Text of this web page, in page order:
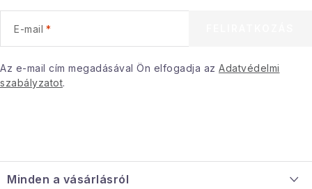
E-mail
Az e-mail cím megadásával Ön elfogadja az Adatvédelmi
szabályzatot.
á
Minden a vásárlásról